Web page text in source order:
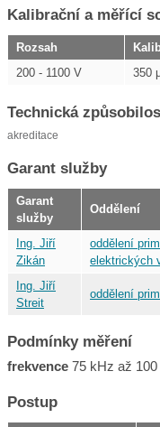
Kalibrační a měřící
Rozsah
200 - 1100 V
350
Technická
akreditace
Garant služby
Garant
služby
Oddělení
Ing. Jiří
Zikán
oddělení
elektrických
Ing. Jiří
Streit
oddělení
Podmínky měření
frekvence 75 kHz až
Postup